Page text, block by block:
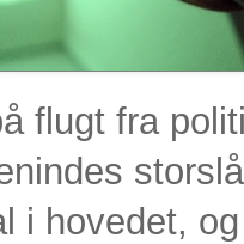
flugt fra
i hovedet,